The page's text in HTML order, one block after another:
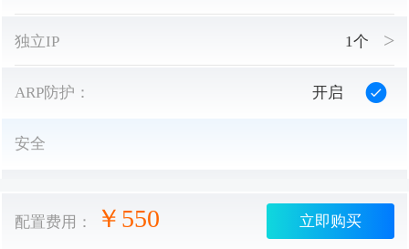
配置费用： ￥ 550 立即购买
独立IP 1个
ARP防护： 开启
安全